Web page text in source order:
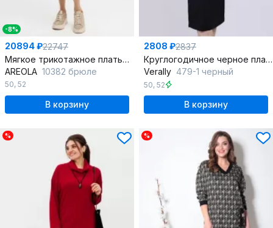
-8%
20894 ₽22747
Мягкое трикотажное платье из кашемира и мерина
AREOLA 10382 брюле
50, 52
В корзину
2808 ₽2837
Круглогодичное черное платье приталенного силуэта из эластичного трикотажа
Verally 479-1 черный
50, 52
В корзину
% %